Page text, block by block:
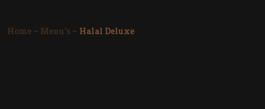
Home – Menu's – Halal Deluxe